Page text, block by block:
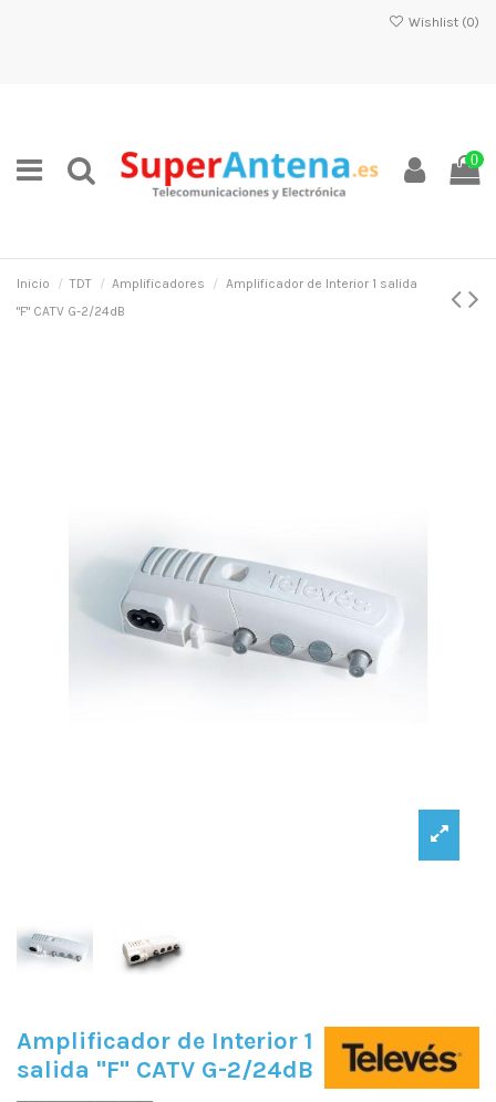
Wishlist (0)
0
Inicio TDT Amplificadores
Amplificador de Interior 1 salida
"F" CATV G-2/24dB
Amplificador de Interior 1
salida "F" CATV G-2/24dB